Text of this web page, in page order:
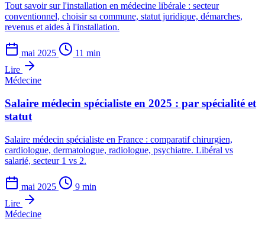
Tout savoir sur l'installation en médecine libérale : secteur
conventionnel, choisir sa commune, statut juridique, démarches,
revenus et aides à l'installation.
mai 2025
11 min
Lire
Médecine
Salaire médecin spécialiste en 2025 : par spécialité et
statut
Salaire médecin spécialiste en France : comparatif chirurgien,
cardiologue, dermatologue, radiologue, psychiatre. Libéral vs
salarié, secteur 1 vs 2.
mai 2025
9 min
Lire
Médecine